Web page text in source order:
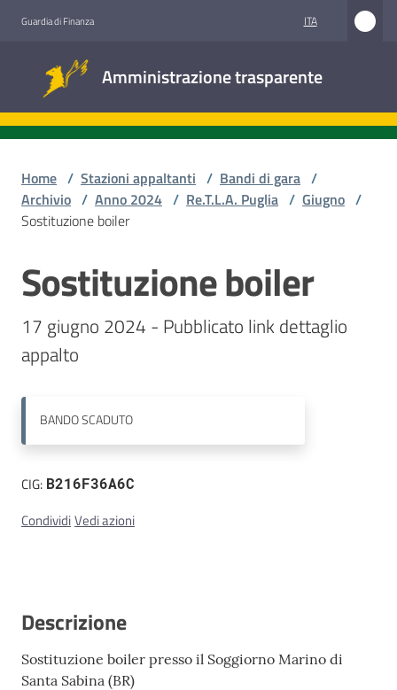
Guardia di Finanza ITA
Amministrazione trasparente
trasparente
Stazioni
appaltanti
Contatti
Home / Stazioni appaltanti / Bandi di gara /
Archivio / Anno 2024 / Re.T.L.A. Puglia / Giugno /
Sostituzione boiler
Salta al contenuto
Sostituzione boiler
17 giugno 2024 - Pubblicato link dettaglio
appalto
BANDOSCADUTO
CIG: B216F36A6C
CondividiVedi azioni
Descrizione
Sostituzione boiler presso il Soggiorno Marino di
Santa Sabina (BR)